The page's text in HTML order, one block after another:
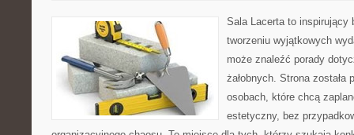
Sala Lacerta to inspirujący
tworzeniu wyjątkowych
może znaleźć porady
żałobnych. Strona została
osobach, które chcą
estetyczny, bez